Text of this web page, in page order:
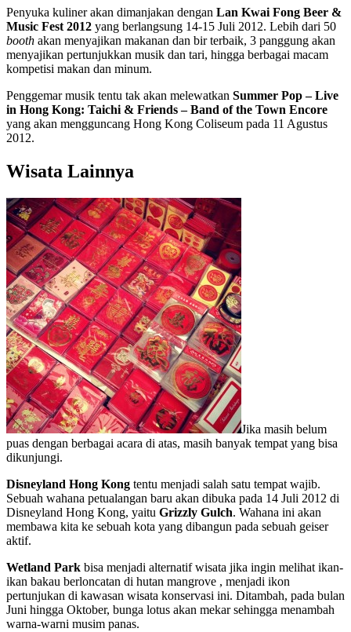
Penyuka kuliner akan dimanjakan dengan Lan Kwai Fong Beer &
Music Fest 2012 yang berlangsung 14-15 Juli 2012. Lebih dari 50
booth akan menyajikan makanan dan bir terbaik, 3 panggung akan
menyajikan pertunjukkan musik dan tari, hingga berbagai macam
kompetisi makan dan minum.
Penggemar musik tentu tak akan melewatkan Summer Pop – Live
in Hong Kong: Taichi & Friends – Band of the Town Encore
yang akan mengguncang Hong Kong Coliseum pada 11 Agustus
2012.
Wisata Lainnya
Jika masih belum
puas dengan berbagai acara di atas, masih banyak tempat yang bisa
dikunjungi.
Disneyland Hong Kong tentu menjadi salah satu tempat wajib.
Sebuah wahana petualangan baru akan dibuka pada 14 Juli 2012 di
Disneyland Hong Kong, yaitu Grizzly Gulch. Wahana ini akan
membawa kita ke sebuah kota yang dibangun pada sebuah geiser
aktif.
Wetland Park bisa menjadi alternatif wisata jika ingin melihat ikan-
ikan bakau berloncatan di hutan mangrove , menjadi ikon
pertunjukan di kawasan wisata konservasi ini. Ditambah, pada bulan
Juni hingga Oktober, bunga lotus akan mekar sehingga menambah
warna-warni musim panas.